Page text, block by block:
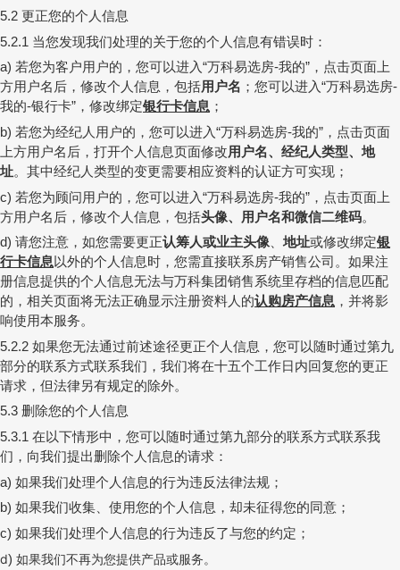
5.2 更正您的个人信息
5.2.1 当您发现我们处理的关于您的个人信息有错误时：
a) 若您为客户用户的，您可以进入“万科易选房-我的” ， 点击页面上
方用户名后，修改个人信息，包括用户名 ；您可以进入“万科易选房-
我的-银行卡” ，修改绑定银行卡信息 ；
b) 若您为经纪人用户的，您可以进入“万科易选房-我的” ，点击页面
上方用户名后，打开个人信息页面修改用户名、经纪人类型、 地
址。其中经纪人类型的变更需要相应资料的认证方可实现；
c) 若您为顾问用户的，您可以进入“万科易选房-我的” ， 点击页面上
方用户名后，修改个人信息，包括头像、用户名和微信二维码。
d) 请您注意，如您需要更正认筹人或业主头像、 地址或修改绑定银
行卡信息以外的个人信息时，您需直接联系房产销售公司。如果注
册信息提供的个人信息无法与万科集团销售系统里存档的信息匹配
的，相关页面将无法正确显示注册资料人的认购房产信息 ，并将影
响使用本服务。
5.2.2 如果您无法通过前述途径更正个人信息，您可以随时通过第九
部分的联系方式联系我们，我们将在十五个工作日内回复您的更正
请求，但法律另有规定的除外。
5.3 删除您的个人信息
5.3.1 在以下情形中，您可以随时通过第九部分的联系方式联系我
们，向我们提出删除个人信息的请求：
a) 如果我们处理个人信息的行为违反法律法规；
b) 如果我们收集、使用您的个人信息，却未征得您的同意；
c) 如果我们处理个人信息的行为违反了与您的约定；
d) 如果我们不再为您提供产品或服务。